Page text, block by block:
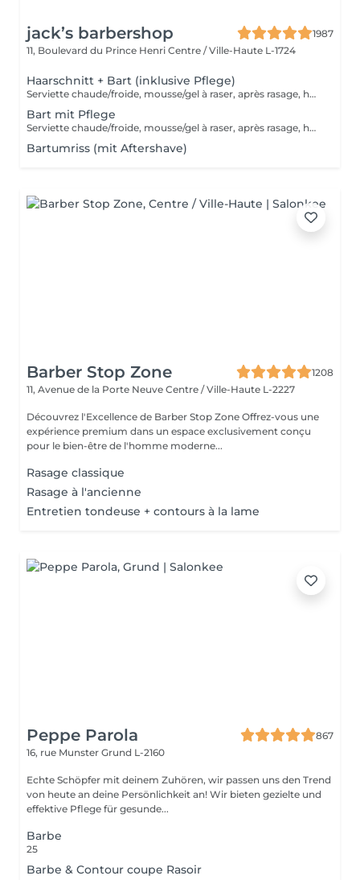
jack’s barbershop
1987
11, Boulevard du Prince Henri Centre / Ville-Haute L-1724
Haarschnitt + Bart (inklusive Pflege)
Serviette chaude/froide, mousse/gel à raser, après rasage, huile/balm à barbe et wax/gel
Bart mit Pflege
Serviette chaude/froide, mousse/gel à raser, après rasage, huile/balm à barbe et wax/gel
Bartumriss (mit Aftershave)
Barber Stop Zone
1208
11, Avenue de la Porte Neuve Centre / Ville-Haute L-2227
Découvrez l'Excellence de Barber Stop Zone Offrez-vous une
expérience premium dans un espace exclusivement conçu
pour le bien-être de l'homme moderne...
Rasage classique
Rasage à l'ancienne
Entretien tondeuse + contours à la lame
Peppe Parola
867
16, rue Munster Grund L-2160
Echte Schöpfer mit deinem Zuhören, wir passen uns den Trend
von heute an deine Persönlichkeit an! Wir bieten gezielte und
effektive Pflege für gesunde...
Barbe
25
Barbe & Contour coupe Rasoir